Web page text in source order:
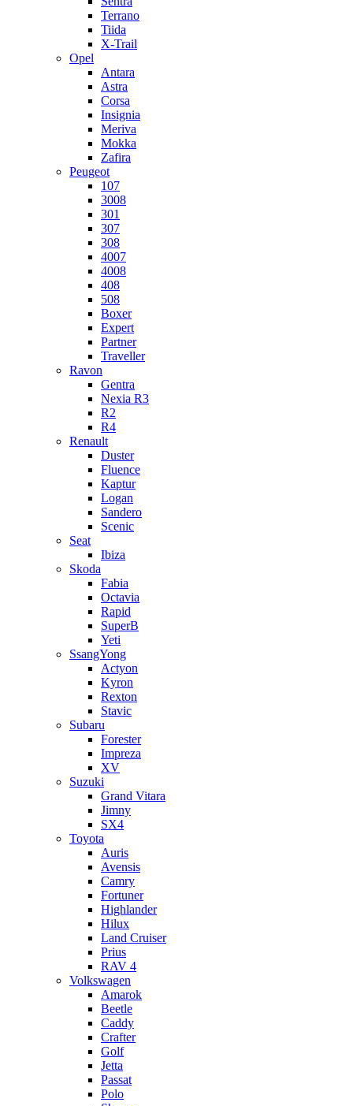
Terrano
Tiida
X-Trail
Opel
Antara
Astra
Corsa
Insignia
Meriva
Mokka
Zafira
Peugeot
107
3008
301
307
308
4007
4008
408
508
Boxer
Expert
Partner
Traveller
Ravon
Gentra
Nexia R3
R2
R4
Renault
Duster
Fluence
Kaptur
Logan
Sandero
Scenic
Seat
Ibiza
Skoda
Fabia
Octavia
Rapid
SuperB
Yeti
SsangYong
Actyon
Kyron
Rexton
Stavic
Subaru
Forester
Impreza
XV
Suzuki
Grand Vitara
Jimny
SX4
Toyota
Auris
Avensis
Camry
Fortuner
Highlander
Hilux
Land Cruiser
Prius
RAV 4
Volkswagen
Amarok
Beetle
Caddy
Crafter
Golf
Jetta
Passat
Polo